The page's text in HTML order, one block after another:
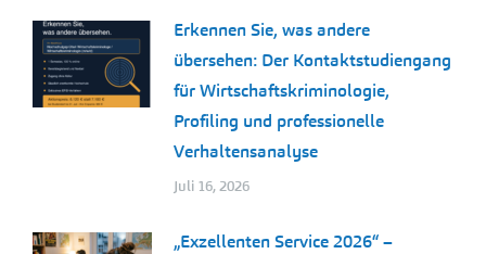
Erkennen Sie, was andere
übersehen: Der Kontaktstudiengang
für Wirtschaftskriminologie,
Profiling und professionelle
Verhaltensanalyse
Juli 16, 2026
„Exzellenten Service 2026“ –